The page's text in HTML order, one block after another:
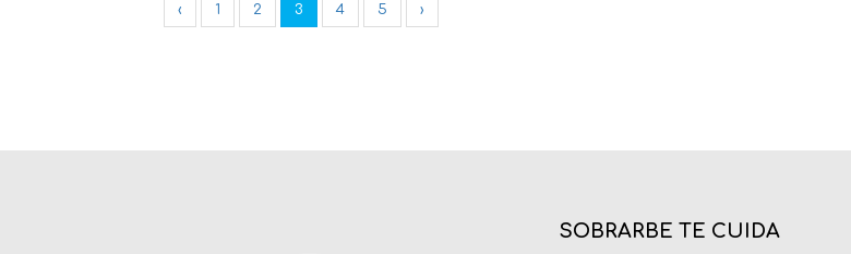
‹ 1 2 3 4 5 ›
SOBRARBE TE CUIDA